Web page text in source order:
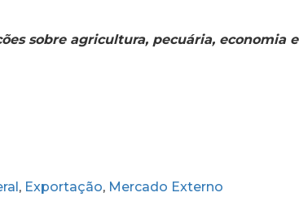
sobre agricultura, pecuária, economia e
, Exportação, Mercado Externo